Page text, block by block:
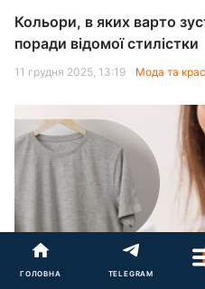
Кольори, в яких варто
поради відомої стилістки
11 грудня 2025, 13:19 Мода та
ГОЛОВНА TELEGRAM